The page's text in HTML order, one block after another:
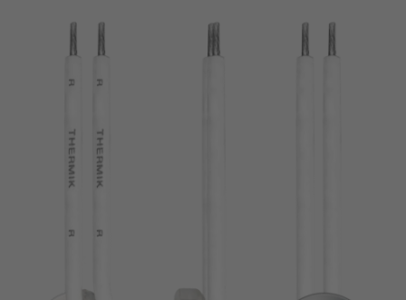
filo metallico
Eliminare filtro